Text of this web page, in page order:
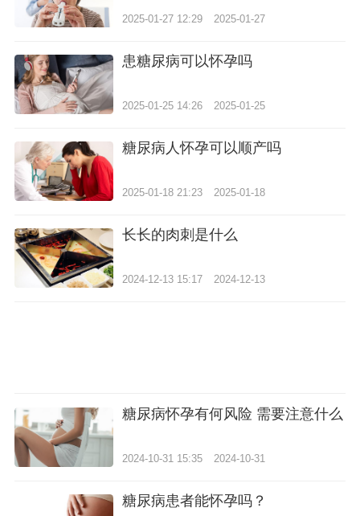
2025-01-27 12:29 2025-01-27
患糖尿病可以怀孕吗
2025-01-25 14:26 2025-01-25
糖尿病人怀孕可以顺产吗
2025-01-18 21:23 2025-01-18
长长的肉刺是什么
2024-12-13 15:17 2024-12-13
糖尿病怀孕有何风险 需要注意什么
2024-10-31 15:35 2024-10-31
糖尿病患者能怀孕吗？